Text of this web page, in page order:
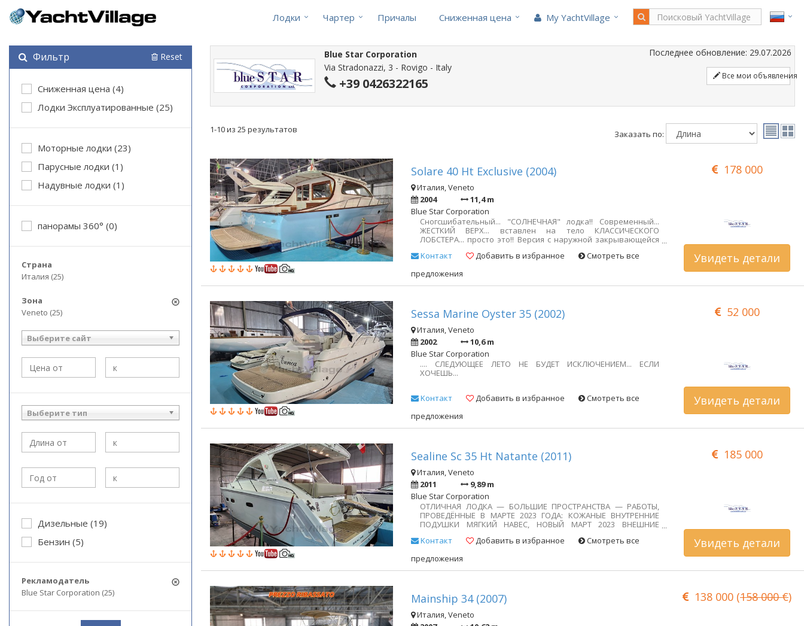
Лодки Чартер Причалы Cниженная цена My YachtVillage
Фильтр Reset
Cниженная цена (4)
Лодки Эксплуатированные (25)
Моторные лодки (23)
Парусные лодки (1)
Надувные лодки (1)
панорамы 360° (0)
Страна
Италия (25)
Зона
Veneto (25)
Выберите сайт
Выберите тип
Дизельные (19)
Бензин (5)
Рекламодатель
Blue Star Corporation (25)
Blue Star Corporation
Via Stradonazzi, 3 - Rovigo - Italy
+39 0426322165 Все мои объявления
Последнее обновление: 29.07.2026
1-10 из 25 результатов Заказать по:
Solare 40 Ht Exclusive (2004) 178 000
Италия, Veneto
2004
11,4 m
Blue Star Corporation
Сногсшибательный... "СОЛНЕЧНАЯ" лодка!! Современный...
ЖЕСТКИЙ ВЕРХ... вставлен на тело КЛАССИЧЕСКОГО
ЛОБСТЕРА... просто это!! Версия с наружной закрывающейся
дверцей обеденной зоны и удлиненной кормовой
платформой. ОЧЕНЬ ХОРОШЕЕ СОСТОЯНИЕ. АДЕКВАТНЫЙ
ВОСПОЛЬЗУЙТЕСЬ ЭТОЙ ВОЗМОЖНОСТЬЮ ПРЯМО СЕЙЧАС!!
Для получения индивидуального финансового плана,
"СОЛНЕЧНАЯ" лодка!! Современный... ЖЕСТКИЙ ВЕРХ...
вставлен на тело КЛАССИЧЕСКОГО ЛОБСТЕРА... просто это!!
Kонтакт Добавить в избранное
Смотреть все
предложения
Увидеть детали
Sessa Marine Oyster 35 (2002) 52 000
Италия, Veneto
2002
10,6 m
Blue Star Corporation
.... СЛЕДУЮЩЕЕ ЛЕТО НЕ БУДЕТ ИСКЛЮЧЕНИЕМ... ЕСЛИ
ХОЧЕШЬ...
Kонтакт Добавить в избранное
Смотреть все
предложения
Увидеть детали
Sealine Sc 35 Ht Natante (2011) 185 000
Италия, Veneto
2011
9,89 m
Blue Star Corporation
ОТЛИЧНАЯ ЛОДКА — БОЛЬШИЕ ПРОСТРАНСТВА — РАБОТЫ,
ПРОВЕДЁННЫЕ В МАРТЕ 2023 ГОДА: КОЖАНЫЕ ВНУТРЕННИЕ
ПОДУШКИ МЯГКИЙ НАВЕС, НОВЫЙ МАРТ 2023 ВНЕШНИЕ
КОРПУСА Стол в кабине и панель штурвала из массивного
внутренний свет — Для получения персонализированного
финансового плана, пожалуйста, свяжитесь с нами.
Kонтакт Добавить в избранное
Смотреть все
предложения
Увидеть детали
Mainship 34 (2007) 138 000 (158 000 €)
Италия, Veneto